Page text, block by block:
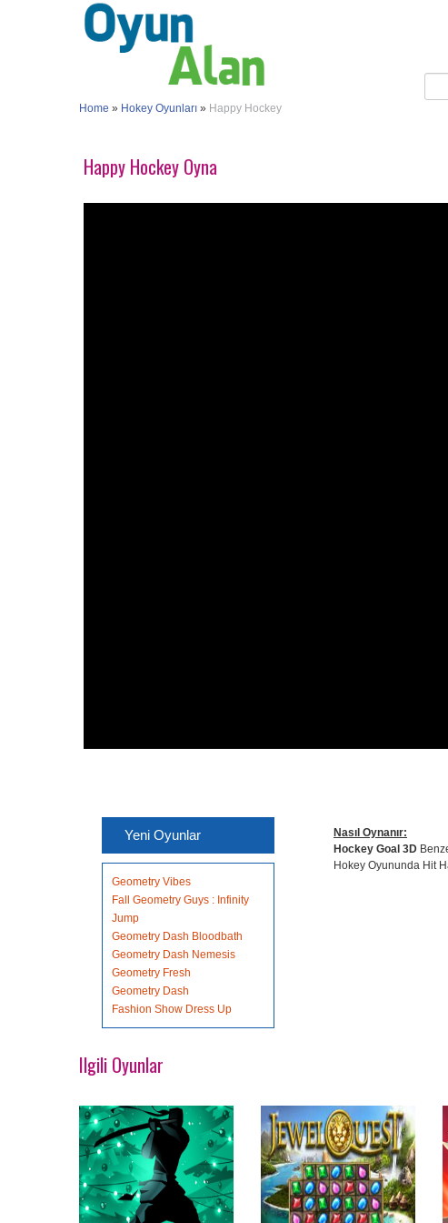
Home » Hokey Oyunları » Happy Hockey
Happy Hockey Oyna
Yeni Oyunlar
Geometry Vibes
Fall Geometry Guys : Infinity
Jump
Geometry Dash Bloodbath
Geometry Dash Nemesis
Geometry Fresh
Geometry Dash
Fashion Show Dress Up
Nasıl Oynanır:
Hockey Goal 3D
Hokey Oyununda Hit
Ilgili Oyunlar